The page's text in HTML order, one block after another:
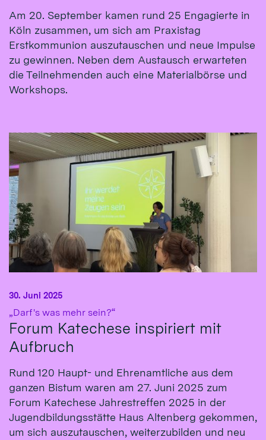
Am 20. September kamen rund 25 Engagierte in
Köln zusammen, um sich am Praxistag
Erstkommunion auszutauschen und neue Impulse
zu gewinnen. Neben dem Austausch erwarteten
die Teilnehmenden auch eine Materialbörse und
Workshops.
„Darf's was mehr sein?“
Forum Katechese inspiriert mit
Aufbruch
30. Juni 2025
Rund 120 Haupt- und Ehrenamtliche aus dem
ganzen Bistum waren am 27. Juni 2025 zum
Forum Katechese Jahrestreffen 2025 in der
Jugendbildungsstätte Haus Altenberg gekommen,
um sich auszutauschen, weiterzubilden und neu